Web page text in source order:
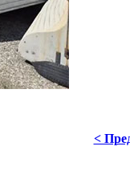
<